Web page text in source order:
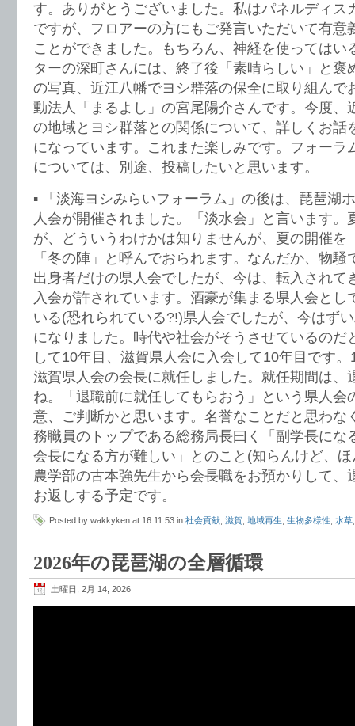
す。ありがとうございました。私はパネルディス
ですが、フロアーの方にもご発言いただいて有意
ことができました。もちろん、神経を使ってはい
ターの深町さんには、終了後「素晴らしい」と褒
の写真、近江八幡でヨシ群落の保全に取り組んで
動法人「まるよし」の宮尾陽介さんです。今度、
の地域とヨシ群落との関係について、詳しくお話
になっています。これまた楽しみです。フォーラ
については、別途、投稿したいと思います。
▪️ 「淡海ヨシみらいフォーラム」の後は、琵琶湖
人会が開催されました。「淡水会」と言います。
が、どういうわけかは知りませんが、夏の開催を
「冬の陣」と呼んでおられます。なんだか、物
出身者だけの県人会でしたが、今は、転入されて
入会が許されています。酒豪が集まる県人会とし
いる(恐れられている?!)県人会でしたが、今はず
になりました。時代や社会がそうさせているのだ
して10年目、滋賀県人会に入会して10年目です
滋賀県人会の会長に就任しました。就任期間は、
ね。「退職前に就任してもらおう」という県人会
意、ご判断かと思います。名誉なことだと思わな
務職員のトップである総務局長曰く「副学長にな
会長になる方が難しい」とのこと(知らんけど、
農学部の古本強先生から会長職をお預かりして、
お返しする予定です。
Posted by wakkyken at 16:11:53 in 社会貢献 滋賀 地域再生 生物多様性 水草
2026年の琵琶湖の全層循環
土曜日, 2月 14, 2026